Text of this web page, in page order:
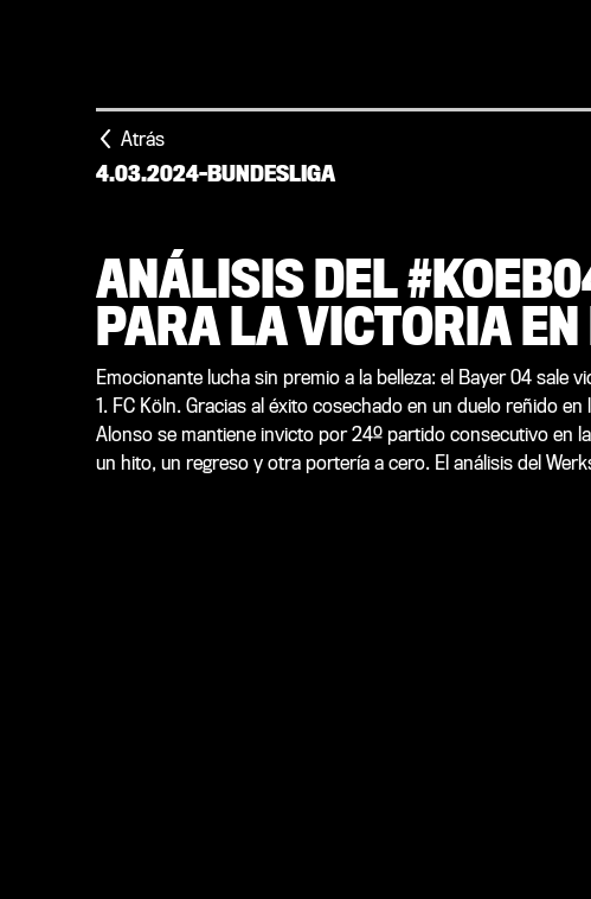
Atrás
4.03.2024-BUNDESLIGA
ANÁLISIS DEL
PARA LA VICTORIA EN
Emocionante lucha sin premio a la belleza: el Bayer 04 sale
1. FC Köln. Gracias al éxito cosechado en un duelo reñido
Alonso se mantiene invicto por 24º partido consecutivo en
un hito, un regreso y otra portería a cero. El análisis del